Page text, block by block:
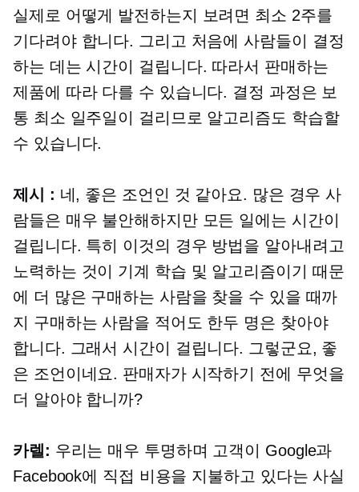
실제로 어떻게 발전하는지 보려면 최소 2주를
기다려야 합니다. 그리고 처음에 사람들이 결정
하는 데는 시간이 걸립니다. 따라서 판매하는
제품에 따라 다를 수 있습니다. 결정 과정은 보
통 최소 일주일이 걸리므로 알고리즘도 학습할
수 있습니다.
제시 : 네, 좋은 조언인 것 같아요. 많은 경우 사
람들은 매우 불안해하지만 모든 일에는 시간이
걸립니다. 특히 이것의 경우 방법을 알아내려고
노력하는 것이 기계 학습 및 알고리즘이기 때문
에 더 많은 구매하는 사람을 찾을 수 있을 때까
지 구매하는 사람을 적어도 한두 명은 찾아야
합니다. 그래서 시간이 걸립니다. 그렇군요, 좋
은 조언이네요. 판매자가 시작하기 전에 무엇을
더 알아야 합니까?
카렐: 우리는 매우 투명하며 고객이 Google과
Facebook에 직접 비용을 지불하고 있다는 사실